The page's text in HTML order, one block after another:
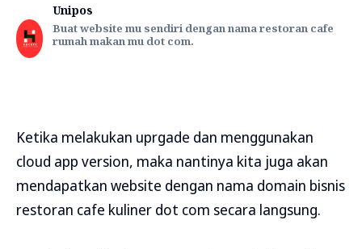
Unipos
Buat website mu sendiri dengan nama restoran cafe
rumah makan mu dot com.
Ketika melakukan uprgade dan menggunakan
cloud app version, maka nantinya kita juga akan
mendapatkan website dengan nama domain bisnis
restoran cafe kuliner dot com secara langsung.